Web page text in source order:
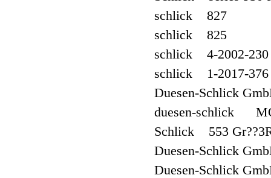
schlick 827
schlick 825
schlick 4-2002-230
schlick 1-2017-376
Duesen-Schlick
duesen-schlick
Schlick 553
Duesen-Schlick
Duesen-Schlick